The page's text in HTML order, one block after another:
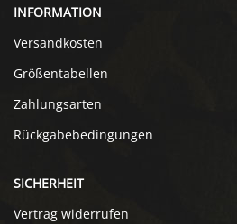
INFORMATION
Versandkosten
Größentabellen
Zahlungsarten
Rückgabebedingungen
SICHERHEIT
Vertrag widerrufen